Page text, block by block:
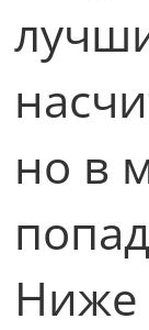
но в
Ниже